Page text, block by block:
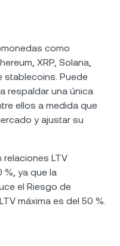
como
XRP, Solana,
stablecoins. Puede
respaldar una única
ellos a medida que
y ajustar su
relaciones LTV
%, ya que la
el Riesgo de
máxima es del 50 %.